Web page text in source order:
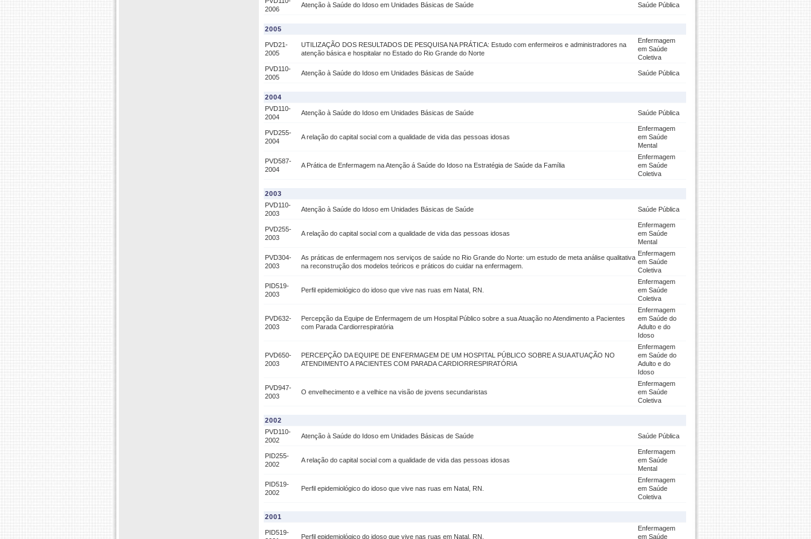
2006
Atenção à Saúde do Idoso em Unidades Básicas de Saúde Saúde Pública
2005
PVD21-
2005
UTILIZAÇÃO DOS RESULTADOS DE PESQUISA NA PRÁTICA: Estudo com enfermeiros e administradores na
atenção básica e hospitalar no Estado do Rio Grande do Norte
Enfermagem
em Saúde
Coletiva
PVD110-
2005
Atenção à Saúde do Idoso em Unidades Básicas de Saúde Saúde Pública
2004
PVD110-
2004
Atenção à Saúde do Idoso em Unidades Básicas de Saúde Saúde Pública
PVD255-
2004
A relação do capital social com a qualidade de vida das pessoas idosas
Enfermagem
em Saúde
Mental
PVD587-
2004
A Prática de Enfermagem na Atenção á Saúde do Idoso na Estratégia de Saúde da Família
Enfermagem
em Saúde
Coletiva
2003
PVD110-
2003
Atenção à Saúde do Idoso em Unidades Básicas de Saúde Saúde Pública
PVD255-
2003
A relação do capital social com a qualidade de vida das pessoas idosas
Enfermagem
em Saúde
Mental
PVD304-
2003
As práticas de enfermagem nos serviços de saúde no Rio Grande do Norte: um estudo de meta análise qualitativa
na reconstrução dos modelos teóricos e práticos do cuidar na enfermagem.
Enfermagem
em Saúde
Coletiva
PID519-
2003
Perfil epidemiológico do idoso que vive nas ruas em Natal, RN.
Enfermagem
em Saúde
Coletiva
PVD632-
2003
Percepção da Equipe de Enfermagem de um Hospital Público sobre a sua Atuação no Atendimento a Pacientes
com Parada Cardiorrespiratória
Enfermagem
em Saúde do
Adulto e do
Idoso
PVD650-
2003
PERCEPÇÃO DA EQUIPE DE ENFERMAGEM DE UM HOSPITAL PÚBLICO SOBRE A SUA ATUAÇÃO NO
ATENDIMENTO A PACIENTES COM PARADA CARDIORRESPIRATÓRIA
Enfermagem
em Saúde do
Adulto e do
Idoso
PVD947-
2003
O envelhecimento e a velhice na visão de jovens secundaristas
Enfermagem
em Saúde
Coletiva
2002
PVD110-
2002
Atenção à Saúde do Idoso em Unidades Básicas de Saúde Saúde Pública
PID255-
2002
A relação do capital social com a qualidade de vida das pessoas idosas
Enfermagem
em Saúde
Mental
PID519-
2002
Perfil epidemiológico do idoso que vive nas ruas em Natal, RN.
Enfermagem
em Saúde
Coletiva
2001
PID519-
Perfil epidemiológico do idoso que vive nas ruas em Natal, RN.
Enfermagem
em Saúde